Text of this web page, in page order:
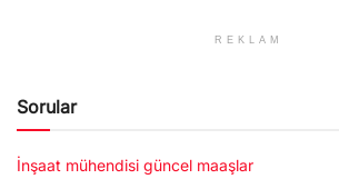
REKLAM
Sorular
İnşaat mühendisi güncel maaşlar